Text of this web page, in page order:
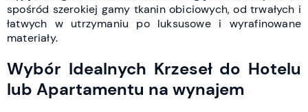
spośród szerokiej gamy tkanin obiciowych, od trwałych i
łatwych w utrzymaniu po luksusowe i wyrafinowane
materiały.
Wybór Idealnych Krzeseł do Hotelu
lub Apartamentu na wynajem